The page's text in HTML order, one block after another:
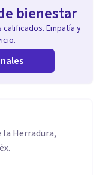
bienestar
Empatía y
la Herradura,